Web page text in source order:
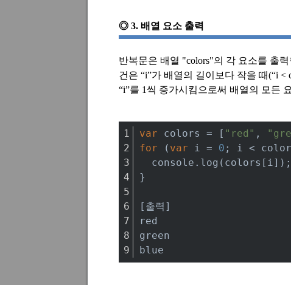
◎ 3. 배열 요소 출력
반복문은 배열 "colors"의 각 요소를 출
건은 “i”가 배열의 길이보다 작을 때(“i <
“i”를 1 씩 증가시킴으로써 배열의 모든
var colors = [ "red" ,
for ( var i = 0 ; i <
console .log(colors[i]);
}
[출력]
red
green
blue